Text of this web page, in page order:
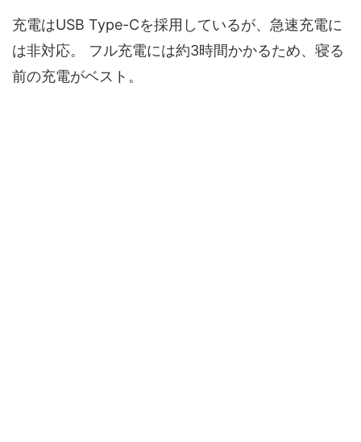
充電はUSB Type-Cを採用しているが、急速充電に
は非対応。 フル充電には約3時間かかるため、寝る
前の充電がベスト。